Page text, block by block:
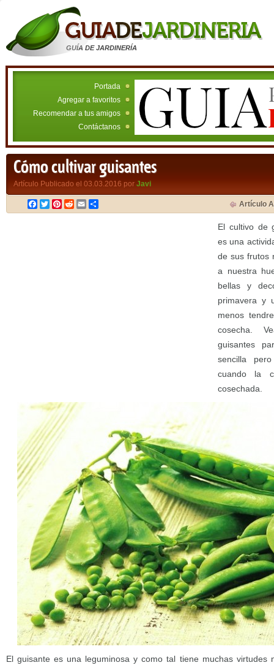
GUÍA DE JARDINERÍA
Portada
Agregar a favoritos
Recomendar a tus amigos
Contáctanos
Cómo cultivar guisantes
Artículo Publicado el 03.03.2016 por Javi
Facebook
TwitterPinterest
RedditEmail Artículo
El cultivo de
es una
de sus frutos
a nuestra
bellas y
primavera y
menos
cosecha.
guisantes
sencilla
cuando la
cosechada.
El guisante es una leguminosa y como tal tiene muchas virtudes